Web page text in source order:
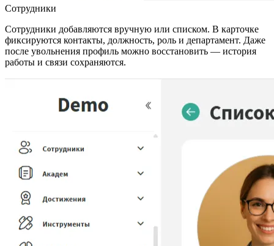
Сотрудники
Сотрудники добавляются вручную или списком. В карточке
фиксируются контакты, должность, роль и департамент. Даже
после увольнения профиль можно восстановить — история
работы и связи сохраняются.